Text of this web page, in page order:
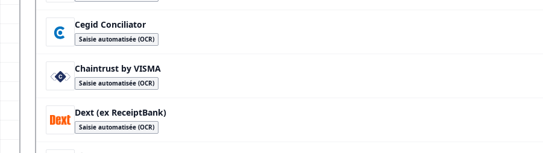
Cegid Conciliator
Saisie automatisée (OCR)
Chaintrust by VISMA
Saisie automatisée (OCR)
Dext (ex ReceiptBank)
Saisie automatisée (OCR)